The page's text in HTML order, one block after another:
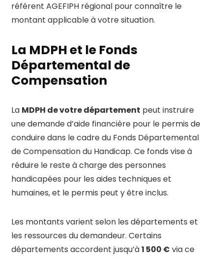
référent AGEFIPH régional pour connaître le
montant applicable à votre situation.
La MDPH et le Fonds
Départemental de
Compensation
La MDPH de votre département peut instruire
une demande d’aide financière pour le permis de
conduire dans le cadre du Fonds Départemental
de Compensation du Handicap. Ce fonds vise à
réduire le reste à charge des personnes
handicapées pour les aides techniques et
humaines, et le permis peut y être inclus.
Les montants varient selon les départements et
les ressources du demandeur. Certains
départements accordent jusqu’à1 500 € via ce